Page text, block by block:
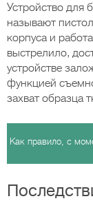
Устройство для
называют
корпуса и
выстрелило,
устройстве
функцией
захват образца
Как правило, с